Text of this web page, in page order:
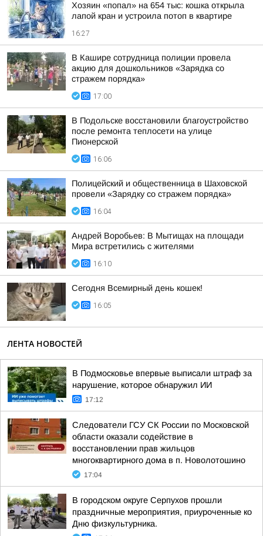
Хозяин «попал» на 654 тыс: кошка открыла
лапой кран и устроила потоп в квартире
16:27
В Кашире сотрудница полиции провела
акцию для дошкольников «Зарядка со
стражем порядка»
17:00
В Подольске восстановили благоустройство
после ремонта теплосети на улице
Пионерской
16:06
Полицейский и общественница в Шаховской
провели «Зарядку со стражем порядка»
16:04
Андрей Воробьев: В Мытищах на площади
Мира встретились с жителями
16:10
Сегодня Всемирный день кошек!
16:05
ЛЕНТА НОВОСТЕЙ
В Подмосковье впервые выписали штраф за
нарушение, которое обнаружил ИИ
17:12
Следователи ГСУ СК России по Московской
области оказали содействие в
восстановлении прав жильцов
многоквартирного дома в п. Новолотошино
17:04
В городском округе Серпухов прошли
праздничные мероприятия, приуроченные ко
Дню физкультурника.